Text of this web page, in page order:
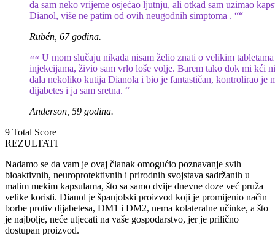
da sam neko vrijeme osjećao ljutnju, ali otkad sam uzimao
Dianol, više ne patim od ovih neugodnih simptoma . ““
Rubén, 67 godina.
«« U mom slučaju nikada nisam želio znati o velikim
injekcijama, živio sam vrlo loše volje. Barem tako dok mi kći
dala nekoliko kutija Dianola i bio je fantastičan, kontrolirao je
dijabetes i ja sam sretna. “
Anderson, 59 godina.
9 Total Score
REZULTATI
Nadamo se da vam je ovaj članak omogućio poznavanje svih
bioaktivnih, neuroprotektivnih i prirodnih svojstava sadržanih u
malim mekim kapsulama, što sa samo dvije dnevne doze već pruža
velike koristi. Dianol je španjolski proizvod koji je promijenio način
borbe protiv dijabetesa, DM1 i DM2, nema kolateralne učinke, a što
je najbolje, neće utjecati na vaše gospodarstvo, jer je prilično
dostupan proizvod.